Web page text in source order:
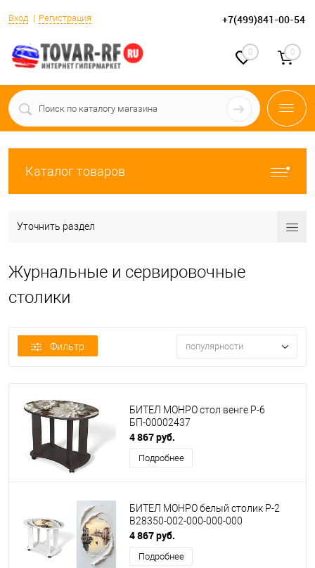
Вход Регистрация +7(499)841-00-54
0 0
Каталог товаров
Уточнить раздел
Журнальные и сервировочные
столики
Фильтр популярности
БИТЕЛ МОНРО стол венге Р-6
БП-00002437
4 867 руб.
Подробнее
БИТЕЛ МОНРО белый столик Р-2
B28350-002-000-000-000
4 867 руб.
Подробнее